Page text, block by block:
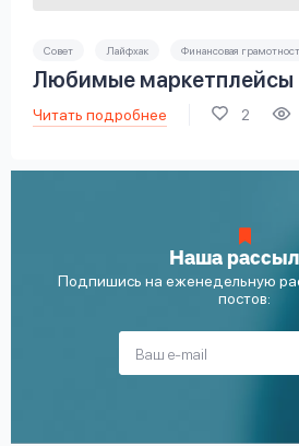
Совет Лайфхак Финансовая
Любимые маркетплейсы
Читать подробнее 2
Наша
Подпишись на еженедельную
постов: